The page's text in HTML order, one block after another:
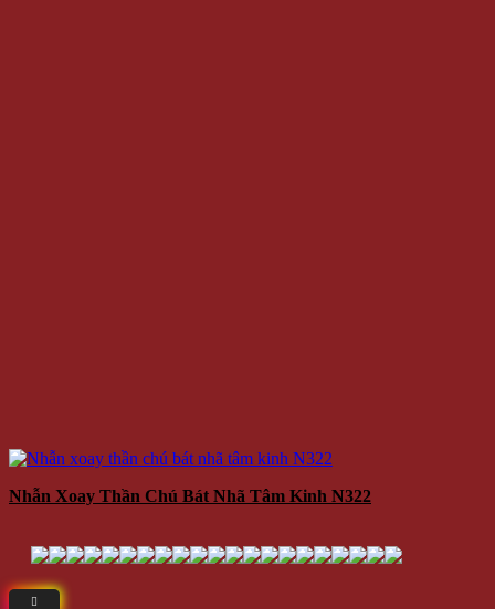
Nhẫn Xoay Thần Chú Bát Nhã Tâm Kinh N322